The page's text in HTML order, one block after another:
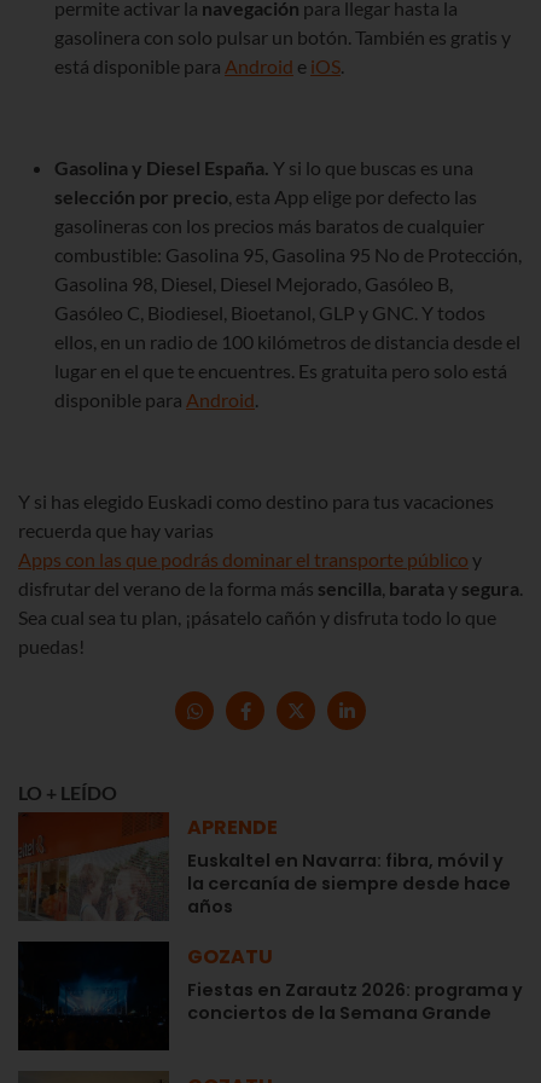
permite activar la navegación para llegar hasta la
gasolinera con solo pulsar un botón. También es gratis y
está disponible para Android e iOS.
Gasolina y Diesel España. Y si lo que buscas es una
selección por precio, esta App elige por defecto las
gasolineras con los precios más baratos de cualquier
combustible: Gasolina 95, Gasolina 95 No de Protección,
Gasolina 98, Diesel, Diesel Mejorado, Gasóleo B,
Gasóleo C, Biodiesel, Bioetanol, GLP y GNC. Y todos
ellos, en un radio de 100 kilómetros de distancia desde el
lugar en el que te encuentres. Es gratuita pero solo está
disponible para Android.
Y si has elegido Euskadi como destino para tus vacaciones
recuerda que hay varias
Apps con las que podrás dominar el transporte público y
disfrutar del verano de la forma más sencilla, barata y segura.
Sea cual sea tu plan, ¡pásatelo cañón y disfruta todo lo que
puedas!
LO + LEÍDO
APRENDE
Euskaltel en Navarra: fibra, móvil y
la cercanía de siempre desde hace
años
GOZATU
Fiestas en Zarautz 2026: programa y
conciertos de la Semana Grande